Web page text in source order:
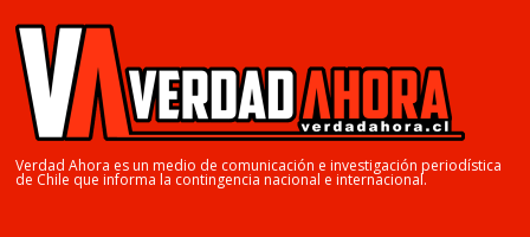
Verdad Ahora es un medio de comunicación e investigación periodística
de Chile que informa la contingencia nacional e internacional.